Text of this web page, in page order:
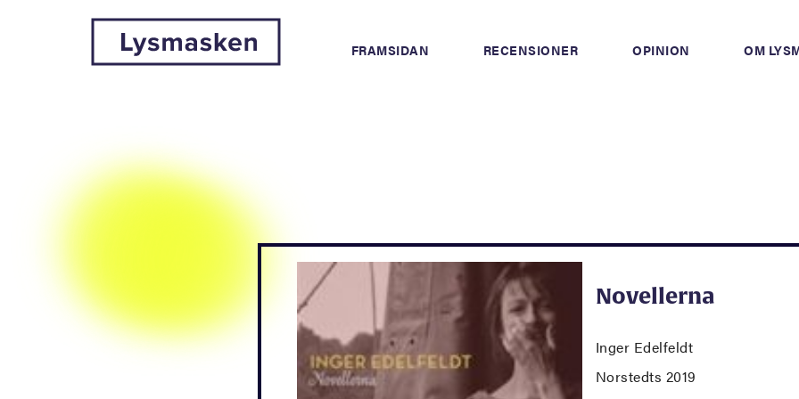
FRAMSIDAN RECENSIONER OPINION OM
Novellerna
Inger Edelfeldt
Norstedts 2019